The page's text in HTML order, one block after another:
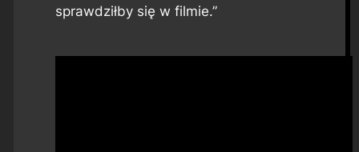
sprawdziłby się w filmie.”